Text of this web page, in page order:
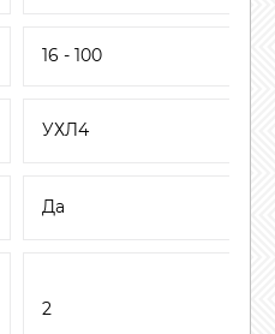
16 - 100
УХЛ4
Да
2